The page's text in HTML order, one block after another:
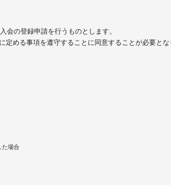
会の登録申請を行うものとします。
める事項を遵守することに同意することが必要とな
た場合